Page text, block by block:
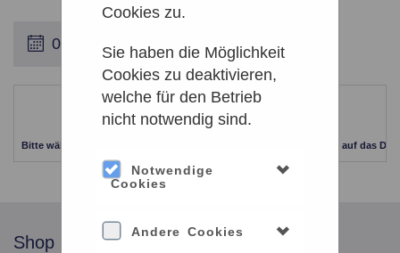
Cookies zu.
Sie haben die Möglichkeit
Cookies zu deaktivieren,
welche für den Betrieb
nicht notwendig sind.
Notwendige
Cookies
Andere Cookies
Bitte wählen Sie einen anderen Zeitraum aus. Klicken Sie Bitte dazu auf das
shop service